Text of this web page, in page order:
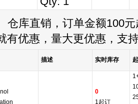
仓库直销，订单金额100元
有优惠，量大更优惠，支
描述 实时库存
0
1起订